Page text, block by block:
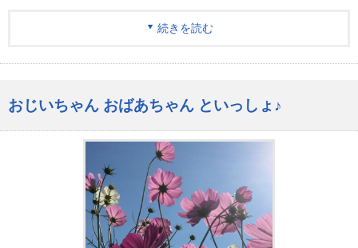
続きを読む
おじいちゃん おばあちゃん といっしょ♪